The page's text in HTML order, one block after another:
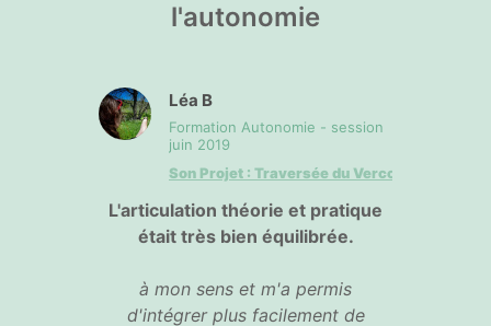
l'autonomie
Léa B
Formation Autonomie - session
juin 2019
Son Projet : Traversée du Vercors
L'articulation théorie et pratique
était très bien équilibrée.
à mon sens et m'a permis
d'intégrer plus facilement de